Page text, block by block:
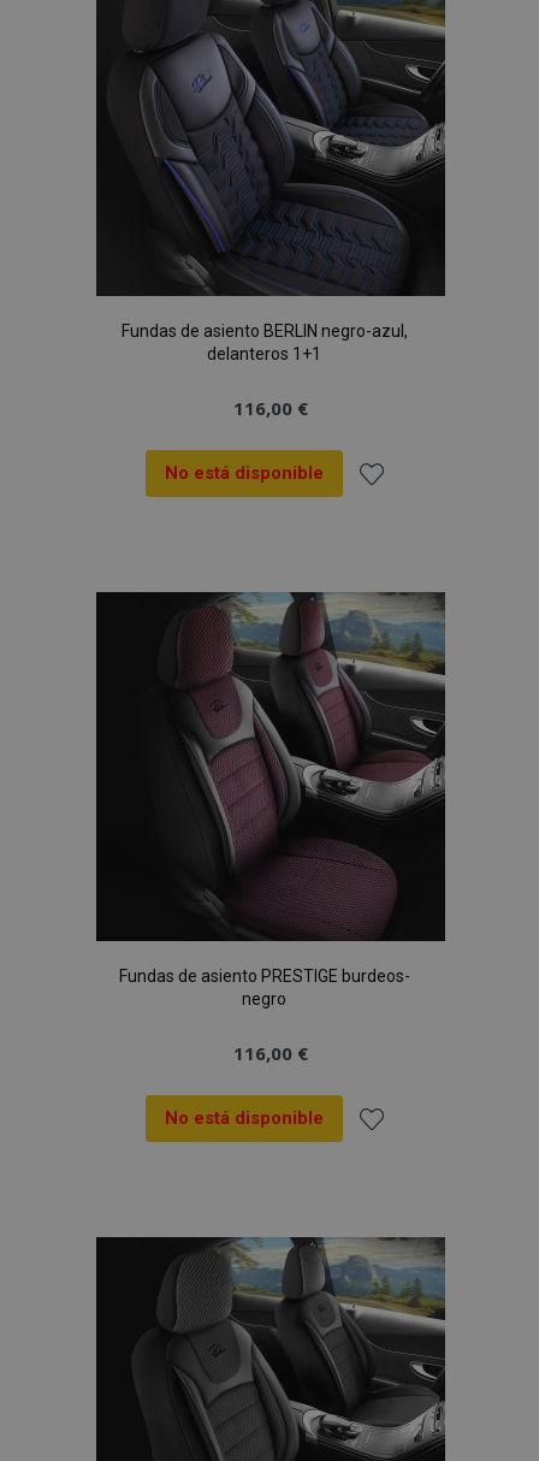
de
Deseos
Fundas de asiento BERLIN negro-azul,
delanteros 1+1
116,00 €
No está disponible
Lista
de
Deseos
Fundas de asiento PRESTIGE burdeos-
negro
116,00 €
No está disponible
Lista
de
Deseos